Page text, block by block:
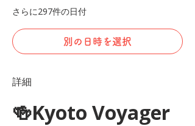
さらに297件の日付
別の日時を選択
詳細
🍻Kyoto Voyager